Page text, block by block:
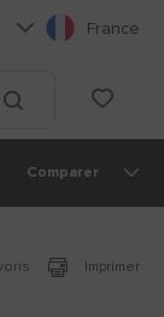
Choisissez votre
France
Lancer la
Comparer
Imprimer